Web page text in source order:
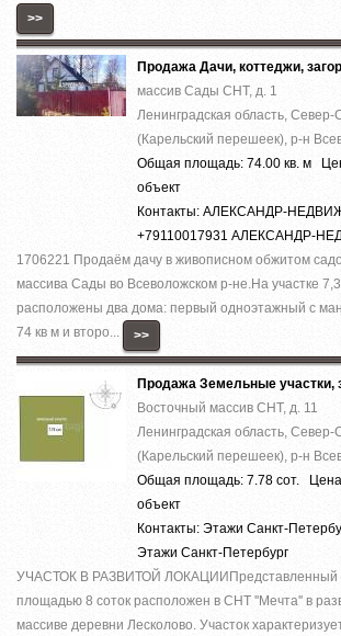
>>
Продажа Дачи, коттеджи,
массив Сады СНТ, д. 1
Ленинградская область,
(Карельский перешеек), р-н
Общая площадь: 74.00 кв. м
объект
Контакты: АЛЕКСАНДР-
+79110017931 АЛЕКСАНДР-
1706221 Продаём дачу в живописном обжитом
массива Сады во Всеволожском р-не.На участке
расположены два дома: первый одноэтажный с
74 кв м и второ...
>>
Продажа Земельные участки,
Восточный массив СНТ, д. 11
Ленинградская область,
(Карельский перешеек), р-н
Общая площадь: 7.78 сот.
объект
Контакты: Этажи Санкт-
Этажи Санкт-Петербург
УЧАСТОК В РАЗВИТОЙ ЛОКАЦИИПредставленный
площадью 8 соток расположен в СНТ ''Мечта'' в
массиве деревни Лесколово. Участок